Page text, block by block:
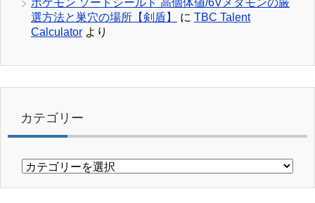
ポケモン ソードシールド 高個体値/6Vメタモンの厳
選方法と巣穴の場所【剣盾】
に TBC Talent
Calculator より
カテゴリー
カ